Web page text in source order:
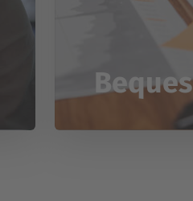
Beques